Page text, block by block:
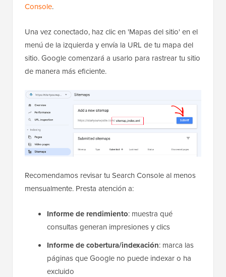
Console.
Una vez conectado, haz clic en 'Mapas del sitio' en el
menú de la izquierda y envía la URL de tu mapa del
sitio. Google comenzará a usarlo para rastrear tu sitio
de manera más eficiente.
Recomendamos revisar tu Search Console al menos
mensualmente. Presta atención a:
Informe de rendimiento: muestra qué
consultas generan impresiones y clics
Informe de cobertura/indexación: marca las
páginas que Google no puede indexar o ha
excluido